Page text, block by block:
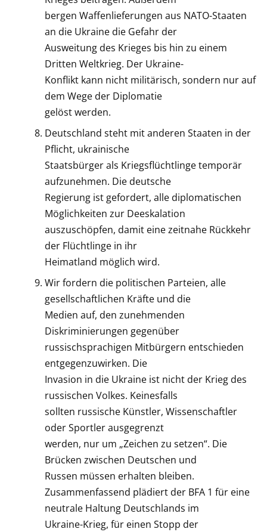
bergen Waffenlieferungen aus NATO-Staaten
an die Ukraine die Gefahr der
Ausweitung des Krieges bis hin zu einem
Dritten Weltkrieg. Der Ukraine-
Konflikt kann nicht militärisch, sondern nur auf
dem Wege der Diplomatie
gelöst werden.
Deutschland steht mit anderen Staaten in der
Pflicht, ukrainische
Staatsbürger als Kriegsflüchtlinge temporär
aufzunehmen. Die deutsche
Regierung ist gefordert, alle diplomatischen
Möglichkeiten zur Deeskalation
auszuschöpfen, damit eine zeitnahe Rückkehr
der Flüchtlinge in ihr
Heimatland möglich wird.
Wir fordern die politischen Parteien, alle
gesellschaftlichen Kräfte und die
Medien auf, den zunehmenden
Diskriminierungen gegenüber
russischsprachigen Mitbürgern entschieden
entgegenzuwirken. Die
Invasion in die Ukraine ist nicht der Krieg des
russischen Volkes. Keinesfalls
sollten russische Künstler, Wissenschaftler
oder Sportler ausgegrenzt
werden, nur um „Zeichen zu setzen“. Die
Brücken zwischen Deutschen und
Russen müssen erhalten bleiben.
Zusammenfassend plädiert der BFA 1 für eine
neutrale Haltung Deutschlands im
Ukraine-Krieg, für einen Stopp der